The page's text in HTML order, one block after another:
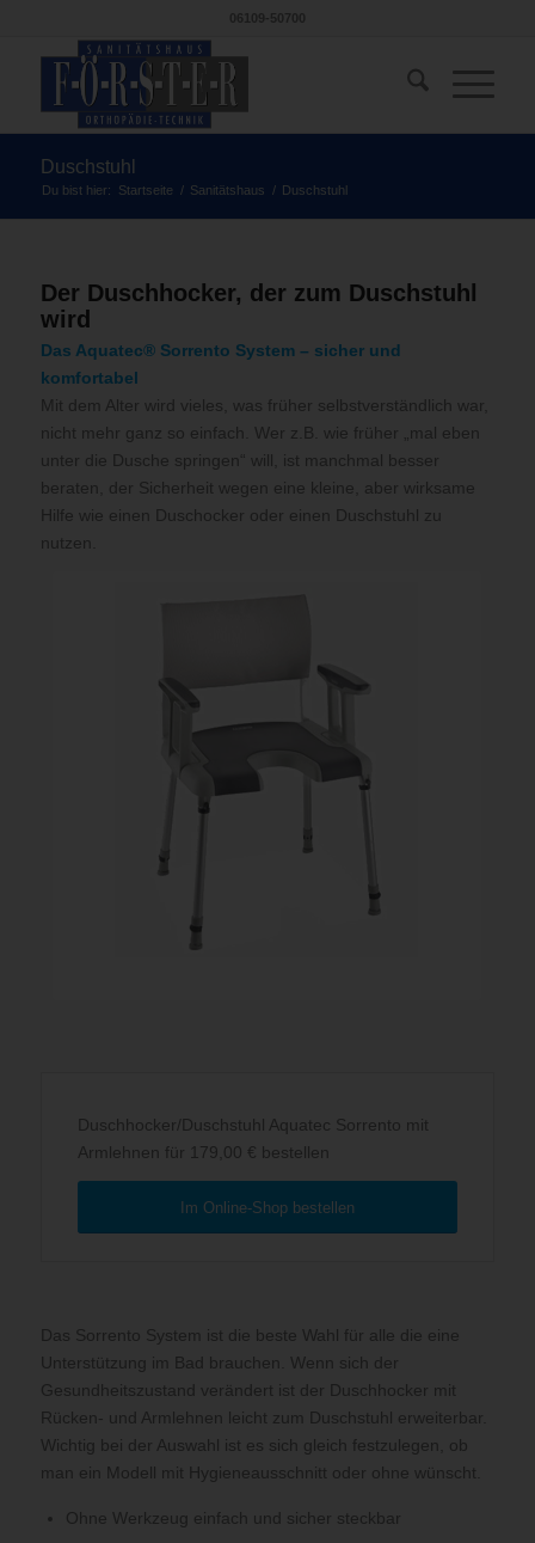
Duschstuhl
Du bist hier: Startseite / Sanitätshaus / Duschstuhl
Der Duschhocker, der zum Duschstuhl
wird
Das Aquatec® Sorrento System – sicher und
komfortabel
Mit dem Alter wird vieles, was früher selbstverständlich war,
nicht mehr ganz so einfach. Wer z.B. wie früher „mal eben
unter die Dusche springen“ will, ist manchmal besser
beraten, der Sicherheit wegen eine kleine, aber wirksame
Hilfe wie einen Duschocker oder einen Duschstuhl zu
nutzen.
Duschhocker/Duschstuhl Aquatec Sorrento mit
Armlehnen für 179,00 € bestellen
Im Online-Shop bestellen
Das Sorrento System ist die beste Wahl für alle die eine
Unterstützung im Bad brauchen. Wenn sich der
Gesundheitszustand verändert ist der Duschhocker mit
Rücken- und Armlehnen leicht zum Duschstuhl erweiterbar.
Wichtig bei der Auswahl ist es sich gleich festzulegen, ob
man ein Modell mit Hygieneausschnitt oder ohne wünscht.
Ohne Werkzeug einfach und sicher steckbar